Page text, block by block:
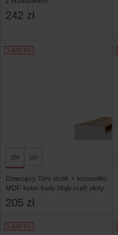
242 zł
5 RAT 0%
Dziecięcy Timi stolik + krzesełko
MDF kolor biały /dąb craft złoty
205 zł
5 RAT 0%